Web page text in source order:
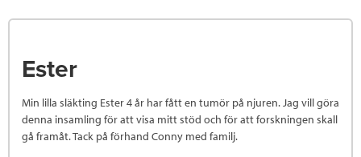
Ester
Min lilla släkting Ester 4 år har fått en tumör på njuren. Jag vill göra
denna insamling för att visa mitt stöd och för att forskningen skall
gå framåt. Tack på förhand Conny med familj.